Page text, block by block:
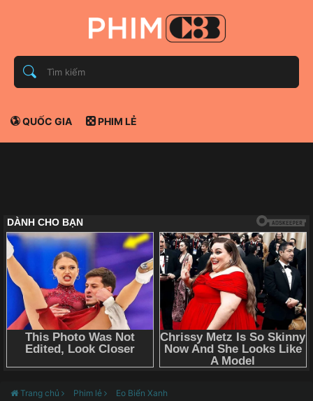
QUỐC GIA PHIM LẺ
Trang chủ Phim lẻ Eo Biển Xanh